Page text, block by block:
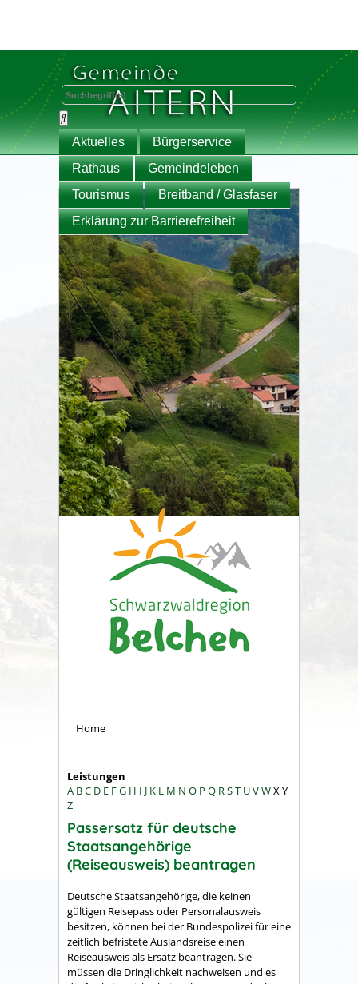
Aktuelles
Bürgerservice
Rathaus
Gemeindeleben
Tourismus
Breitband / Glasfaser
Erklärung zur Barrierefreiheit
Home
Leistungen
A BC D E FG H I J K L M N O P Q RST UVWXY
Z
Passersatz für deutsche
Staatsangehörige
(Reiseausweis) beantragen
Deutsche Staatsangehörige, die keinen
gültigen Reisepass oder Personalausweis
besitzen, können bei der Bundespolizei für eine
zeitlich befristete Auslandsreise einen
Reiseausweis als Ersatz beantragen. Sie
müssen die Dringlichkeit nachweisen und es